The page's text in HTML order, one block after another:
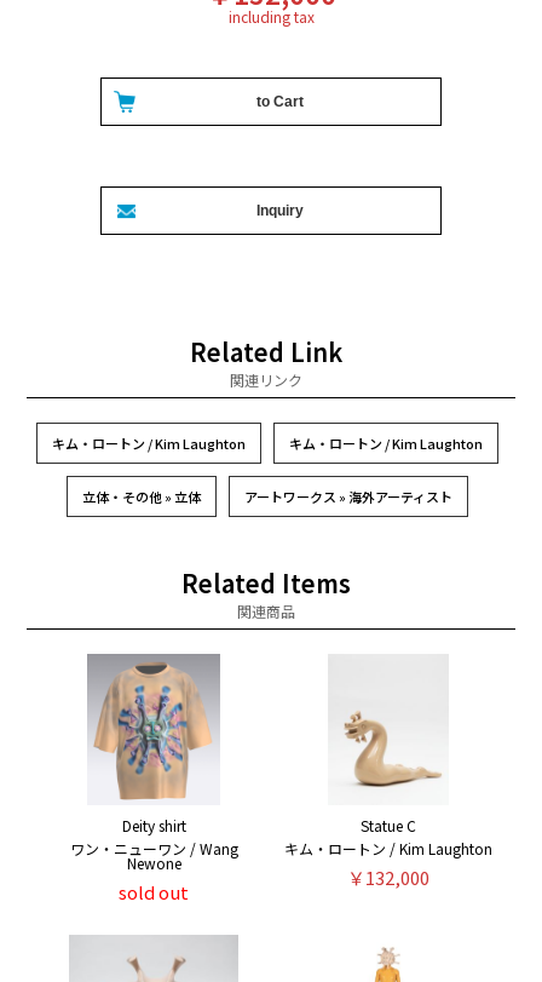
including tax
Related Link
関連リンク
キム・ロートン / Kim Laughton キム・ロートン / Kim Laughton
立体・その他 » 立体 アートワークス » 海外アーティスト
Related Items
関連商品
Deity shirt
ワン・ニューワン / Wang
Newone
sold out
Statue C
キム・ロートン / Kim Laughton
￥132,000